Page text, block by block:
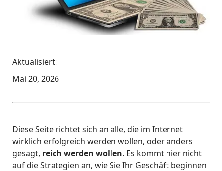
Aktualisiert:
Mai 20, 2026
Diese Seite richtet sich an alle, die im Internet
wirklich erfolgreich werden wollen, oder anders
gesagt, reich werden wollen. Es kommt hier nicht
auf die Strategien an, wie Sie Ihr Geschäft beginnen